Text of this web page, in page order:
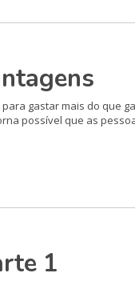
gastar mais do que
possível que as
1